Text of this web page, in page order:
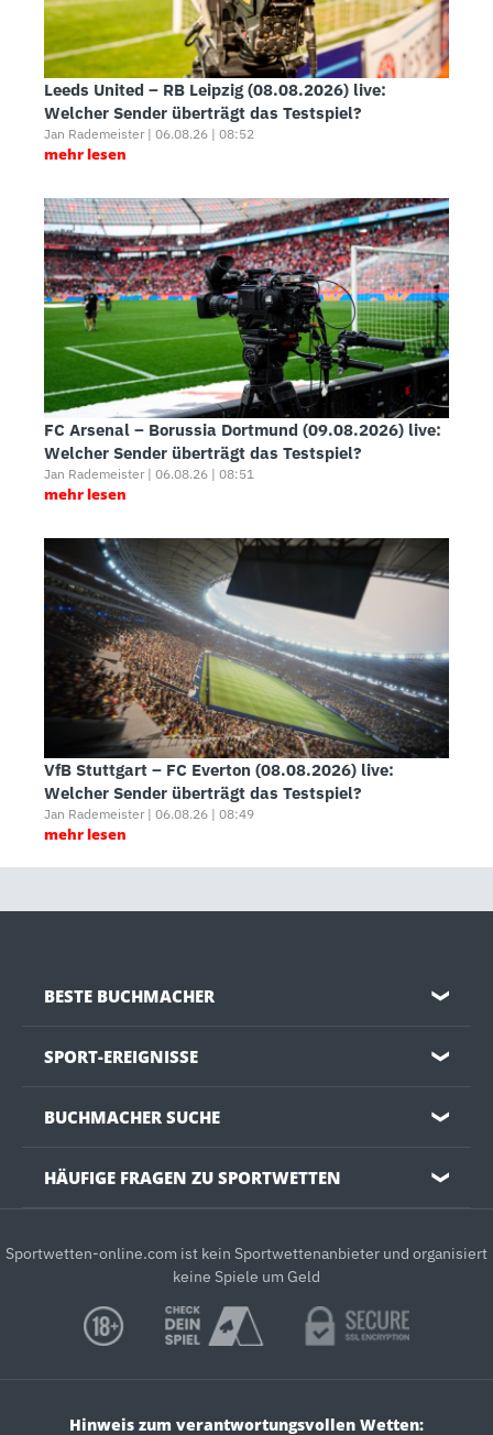
Leeds United – RB Leipzig (08.08.2026) live:
Welcher Sender überträgt das Testspiel?
Jan Rademeister | 06.08.26 | 08:52
mehr lesen
FC Arsenal – Borussia Dortmund (09.08.2026) live:
Welcher Sender überträgt das Testspiel?
Jan Rademeister | 06.08.26 | 08:51
mehr lesen
VfB Stuttgart – FC Everton (08.08.2026) live:
Welcher Sender überträgt das Testspiel?
Jan Rademeister | 06.08.26 | 08:49
mehr lesen
BESTE BUCHMACHER ❯
SPORT-EREIGNISSE ❯
BUCHMACHER SUCHE ❯
HÄUFIGE FRAGEN ZU SPORTWETTEN ❯
Sportwetten-online.com ist kein Sportwettenanbieter und organisiert
keine Spiele um Geld
Hinweis zum verantwortungsvollen Wetten: